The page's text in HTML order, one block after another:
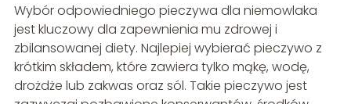
Wybór odpowiedniego pieczywa dla niemowlaka
jest kluczowy dla zapewnienia mu zdrowej i
zbilansowanej diety. Najlepiej wybierać pieczywo z
krótkim składem, które zawiera tylko mąkę, wodę,
drożdże lub zakwas oraz sól. Takie pieczywo jest